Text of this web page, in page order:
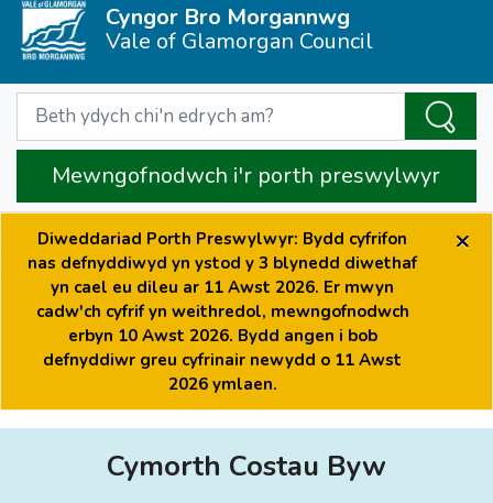
Cyngor Bro Morgannwg
Vale of Glamorgan Council
Mewngofnodwch i'r porth preswylwyr
Diweddariad Porth Preswylwyr: Bydd cyfrifon
nas defnyddiwyd yn ystod y 3 blynedd diwethaf
yn cael eu dileu ar 11 Awst 2026. Er mwyn
cadw'ch cyfrif yn weithredol, mewngofnodwch
erbyn 10 Awst 2026. Bydd angen i bob
defnyddiwr greu cyfrinair newydd o 11 Awst
2026 ymlaen.
×
Cymorth Costau Byw